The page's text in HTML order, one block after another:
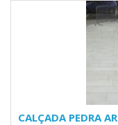
CALÇADA PEDRA